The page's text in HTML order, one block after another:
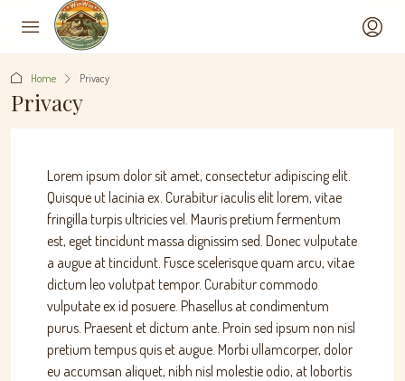
Home Privacy
Privacy
Lorem ipsum dolor sit amet, consectetur adipiscing elit.
Quisque ut lacinia ex. Curabitur iaculis elit lorem, vitae
fringilla turpis ultricies vel. Mauris pretium fermentum
est, eget tincidunt massa dignissim sed. Donec vulputate
a augue at tincidunt. Fusce scelerisque quam arcu, vitae
dictum leo volutpat tempor. Curabitur commodo
vulputate ex id posuere. Phasellus at condimentum
purus. Praesent et dictum ante. Proin sed ipsum non nisl
pretium tempus quis et augue. Morbi ullamcorper, dolor
eu accumsan aliquet, nibh nisl molestie odio, at lobortis